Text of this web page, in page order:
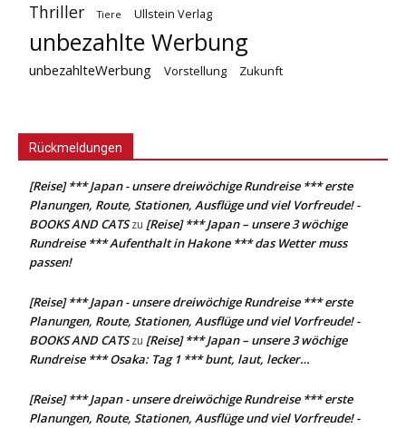
Thriller Tiere Ullstein Verlag
unbezahlte Werbung
unbezahlteWerbung Vorstellung Zukunft
Rückmeldungen
[Reise] *** Japan - unsere dreiwöchige Rundreise *** erste
Planungen, Route, Stationen, Ausflüge und viel Vorfreude! -
BOOKS AND CATSzu [Reise] *** Japan – unsere 3 wöchige
Rundreise *** Aufenthalt in Hakone *** das Wetter muss
passen!
[Reise] *** Japan - unsere dreiwöchige Rundreise *** erste
Planungen, Route, Stationen, Ausflüge und viel Vorfreude! -
BOOKS AND CATSzu [Reise] *** Japan – unsere 3 wöchige
Rundreise *** Osaka: Tag 1 *** bunt, laut, lecker…
[Reise] *** Japan - unsere dreiwöchige Rundreise *** erste
Planungen, Route, Stationen, Ausflüge und viel Vorfreude! -